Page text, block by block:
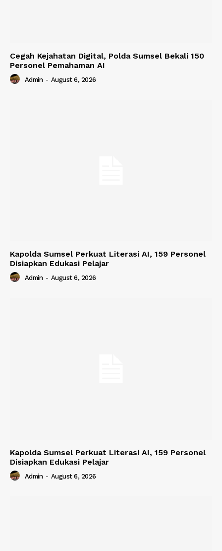
Cegah Kejahatan Digital, Polda Sumsel Bekali 150
Personel Pemahaman AI
Admin - August 6, 2026
Kapolda Sumsel Perkuat Literasi AI, 159 Personel
Disiapkan Edukasi Pelajar
Admin - August 6, 2026
Kapolda Sumsel Perkuat Literasi AI, 159 Personel
Disiapkan Edukasi Pelajar
Admin - August 6, 2026